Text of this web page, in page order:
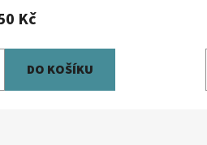
Kč
DO KOŠÍKU